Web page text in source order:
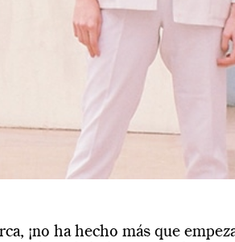
¡no ha hecho más que